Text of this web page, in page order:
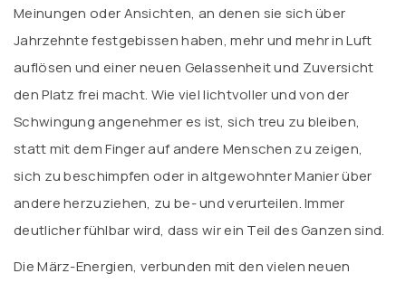
Meinungen oder Ansichten, an denen sie sich über
Jahrzehnte festgebissen haben, mehr und mehr in Luft
auflösen und einer neuen Gelassenheit und Zuversicht
den Platz frei macht. Wie viel lichtvoller und von der
Schwingung angenehmer es ist, sich treu zu bleiben,
statt mit dem Finger auf andere Menschen zu zeigen,
sich zu beschimpfen oder in altgewohnter Manier über
andere herzuziehen, zu be- und verurteilen. Immer
deutlicher fühlbar wird, dass wir ein Teil des Ganzen sind.
Die März-Energien, verbunden mit den vielen neuen